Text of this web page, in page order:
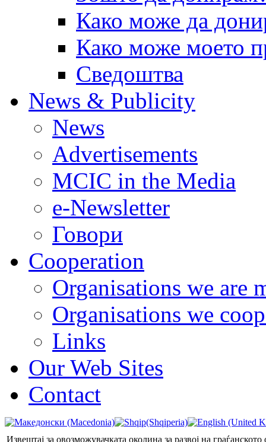
Како може да
Како може моето
Сведоштва
News & Publicity
News
Advertisements
MCIC in the Media
e-Newsletter
Говори
Cooperation
Organisations we are
Organisations we
Links
Our Web Sites
Contact
Извештај за овозможувачката околина за развој на